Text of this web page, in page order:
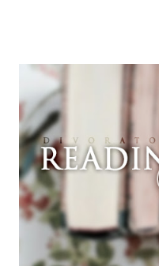
grande (Devil's Night
Pagine: 448 Editore:
Pubblicazione: 10
Trama: “Si chiama
mio ragazzo ed è come
coprendoti gli occhi. È
terrificante. Non mi vede
visto, l'ho sentito. Le